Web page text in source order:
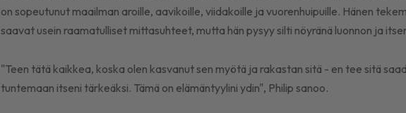
on sopeutunut maailman aroille, aavikoille, viidakoille ja vuorenhuipuille. Hänen
saavat usein raamatulliset mittasuhteet, mutta hän pysyy silti nöyränä luonnon ja
"Teen tätä kaikkea, koska olen kasvanut sen myötä ja rakastan sitä - en tee sitä
tuntemaan itseni tärkeäksi. Tämä on elämäntyylini ydin", Philip sanoo.